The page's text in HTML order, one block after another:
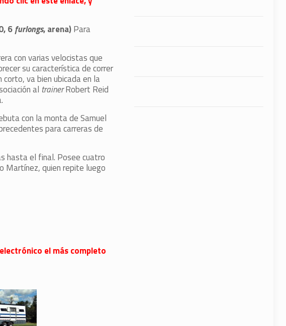
6furlongs, arena)Para
con varias velocistas que
su característica de correr
va bien ubicada en la
al trainerRobert Reid
con la monta de Samuel
para carreras de
hasta el final. Posee cuatro
Martínez, quien repite luego
el más completo